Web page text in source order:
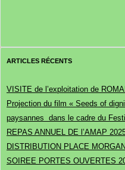
ARTICLES RÉCENTS
VISITE de l’exploitation de
Projection du film « Seeds of
paysannes dans le cadre du
REPAS ANNUEL DE l’AMAP
DISTRIBUTION PLACE
SOIREE PORTES OUVERTES